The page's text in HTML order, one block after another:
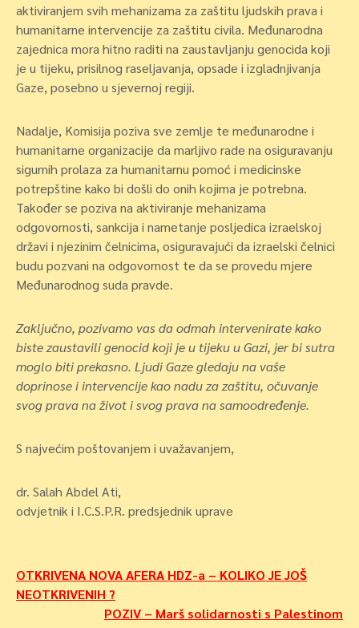
aktiviranjem svih mehanizama za zaštitu ljudskih prava i
humanitarne intervencije za zaštitu civila. Međunarodna
zajednica mora hitno raditi na zaustavljanju genocida koji
je u tijeku, prisilnog raseljavanja, opsade i izgladnjivanja
Gaze, posebno u sjevernoj regiji.
Nadalje, Komisija poziva sve zemlje te međunarodne i
humanitarne organizacije da marljivo rade na osiguravanju
sigurnih prolaza za humanitarnu pomoć i medicinske
potrepštine kako bi došli do onih kojima je potrebna.
Također se poziva na aktiviranje mehanizama
odgovornosti, sankcija i nametanje posljedica izraelskoj
državi i njezinim čelnicima, osiguravajući da izraelski čelnici
budu pozvani na odgovornost te da se provedu mjere
Međunarodnog suda pravde.
Zaključno, pozivamo vas da odmah intervenirate kako
biste zaustavili genocid koji je u tijeku u Gazi, jer bi sutra
moglo biti prekasno. Ljudi Gaze gledaju na vaše
doprinose i intervencije kao nadu za zaštitu, očuvanje
svog prava na život i svog prava na samoodređenje.
S najvećim poštovanjem i uvažavanjem,
dr. Salah Abdel Ati,
odvjetnik i I.C.S.P.R. predsjednik uprave
Navigacija
objava
OTKRIVENA NOVA AFERA HDZ-a – KOLIKO JE JOŠ
NEOTKRIVENIH ?
POZIV – Marš solidarnosti s Palestinom